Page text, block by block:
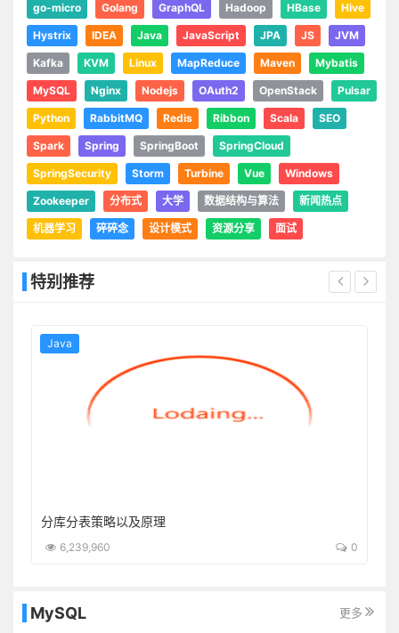
go-micro Golang GraphQL Hadoop HBase Hive
Hystrix IDEA Java JavaScript JPA JS JVM
Kafka KVM Linux MapReduce Maven Mybatis
MySQL Nginx Nodejs OAuth2 OpenStack Pulsar
Python RabbitMQ Redis Ribbon Scala SEO
Spark Spring SpringBoot SpringCloud
SpringSecurity Storm Turbine Vue Windows
Zookeeper 分布式 大学 数据结构与算法 新闻热点
机器学习 碎碎念 设计模式 资源分享 面试
特别推荐
Java
分库分表策略以及原理
6,239,960 0
MySQL 更多